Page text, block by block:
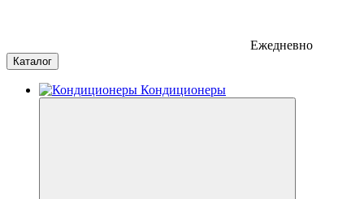
Ежедневно
Каталог
Кондиционеры